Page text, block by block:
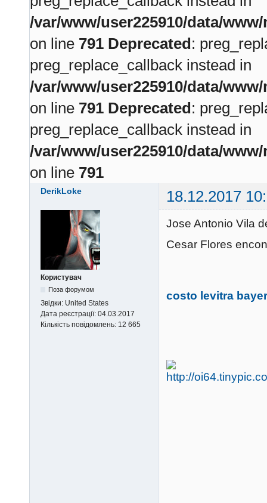
/var/www/user225910/data/
on line 791 Deprecated:
preg_replace_callback instead in
/var/www/user225910/data/
on line 791 Deprecated:
preg_replace_callback instead in
/var/www/user225910/data/
on line 791
DerikLoke 18.12.2017
Користувач
Поза форумом
Звідки: United States
Дата реєстрації: 04.03.2017
Кількість повідомлень: 12 665
Jose Antonio Vila
Cesar Flores
costo levitra